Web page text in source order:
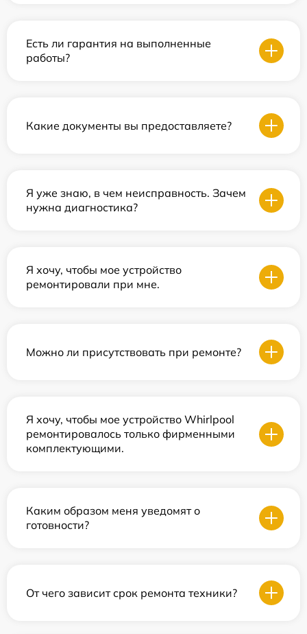
Есть ли гарантия на выполненные
работы?
Какие документы вы предоставляете?
Я уже знаю, в чем неисправность. Зачем
нужна диагностика?
Я хочу, чтобы мое устройство
ремонтировали при мне.
Можно ли присутствовать при ремонте?
Я хочу, чтобы мое устройство Whirlpool
ремонтировалось только фирменными
комплектующими.
Каким образом меня уведомят о
готовности?
От чего зависит срок ремонта техники?